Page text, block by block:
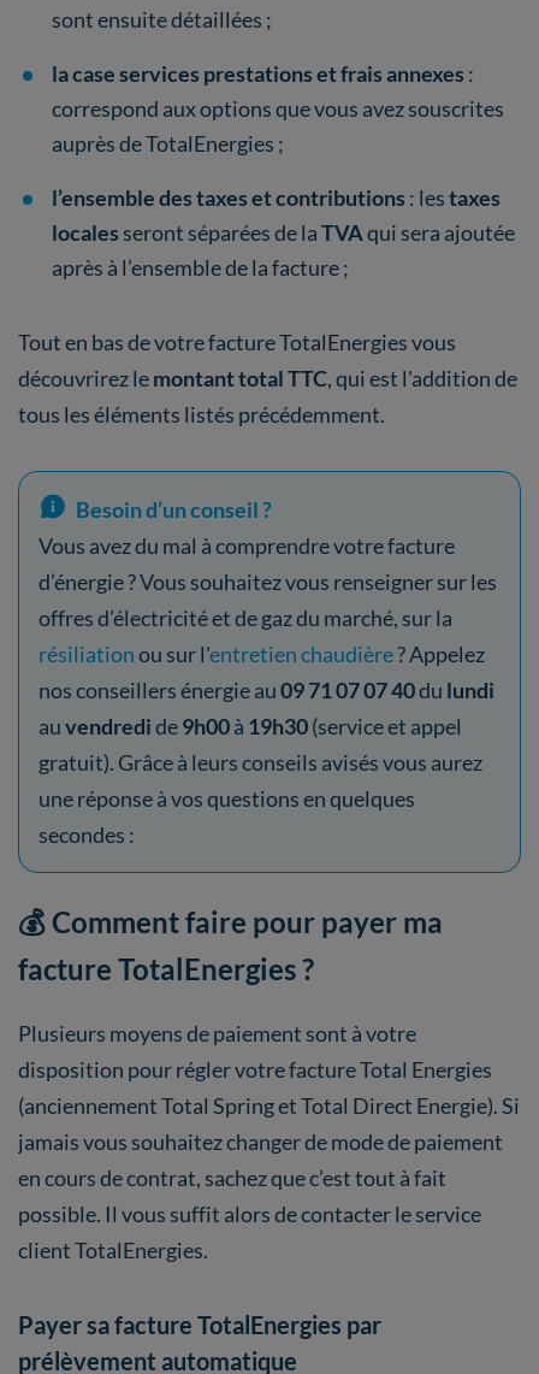
sont ensuite détaillées ;
la case services prestations et frais annexes :
correspond aux options que vous avez souscrites
auprès de TotalEnergies ;
l’ensemble des taxes et contributions : lestaxes
locales seront séparées de laTVAqui sera ajoutée
après à l’ensemble de la facture ;
Tout en bas de votre facture TotalEnergies vous
découvrirez lemontant total TTC, qui est l'addition de
tous les éléments listés précédemment.
Besoin d’un conseil ?
Vous avez du mal à comprendre votre facture
d’énergie ? Vous souhaitez vous renseigner sur les
offres d’électricité et de gaz du marché, sur la
résiliationou sur l'entretien chaudière? Appelez
nos conseillers énergie au09 71 07 07 40du lundi
auvendredide9h00à 19h30(service et appel
gratuit). Grâce à leurs conseils avisés vous aurez
une réponse à vos questions en quelques
secondes :
💰 Comment faire pour payer ma
facture TotalEnergies ?
Plusieurs moyens de paiement sont à votre
disposition pour régler votre facture Total Energies
(anciennement Total Spring et Total Direct Energie). Si
jamais vous souhaitez changer de mode de paiement
en cours de contrat, sachez que c’est tout à fait
possible. Il vous suffit alors de contacter le service
client TotalEnergies.
Payer sa facture TotalEnergies par
prélèvement automatique